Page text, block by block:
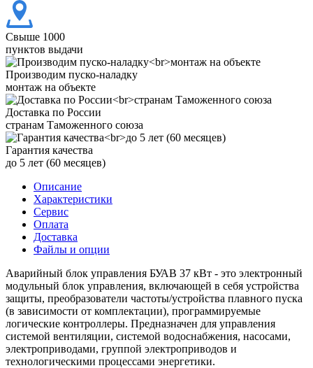
Свыше 1000
пунктов выдачи
Производим пуско-наладку
монтаж на объекте
Доставка по России
странам Таможенного союза
Гарантия качества
до 5 лет (60 месяцев)
Описание
Характеристики
Сервис
Оплата
Доставка
Файлы и опции
Аварийный блок управления БУАВ 37 кВт - это электронный
модульный блок управления, включающей в себя устройства
защиты, преобразователи частоты/устройства плавного пуска
(в зависимости от комплектации), программируемые
логические контроллеры. Предназначен для управления
системой вентиляции, системой водоснабжения, насосами,
электроприводами, группой электроприводов и
технологическими процессами энергетики.